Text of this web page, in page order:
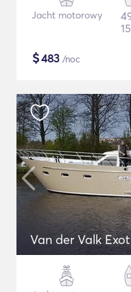
Jacht motorowy
$483 /noc
Van der Valk